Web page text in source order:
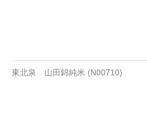
東北泉 山田錦純米 (N00710)